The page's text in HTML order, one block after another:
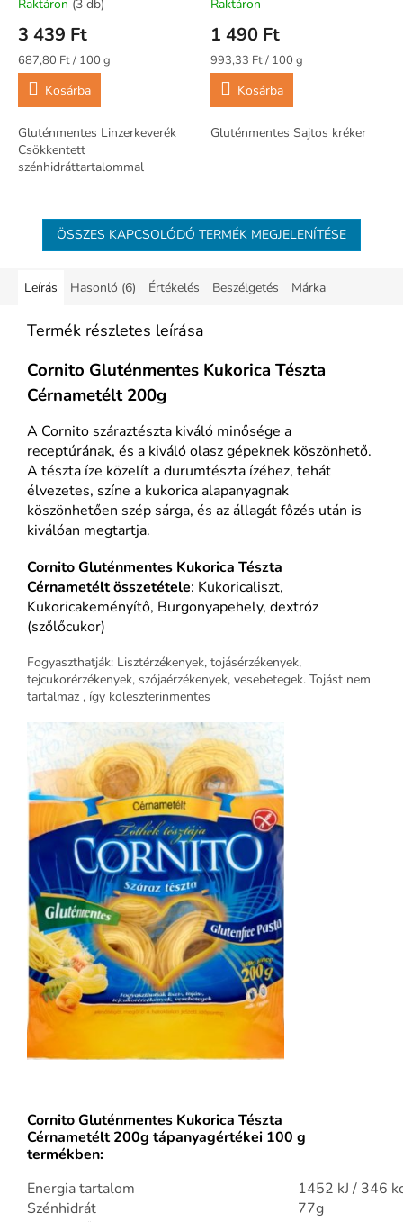
Raktáron (3 db)
3 439 Ft
Egységár:
687,80 Ft / 100 g
Kosárba
Gluténmentes Linzerkeverék
Csökkentett
szénhidráttartalommal
Raktáron
1 490 Ft
Egységár:
993,33 Ft / 100 g
Kosárba
Gluténmentes Sajtos kréker
ÖSSZES KAPCSOLÓDÓ TERMÉK MEGJELENÍTÉSE
Leírás Hasonló (6) Értékelés Beszélgetés Márka
Termék részletes leírása
Cornito Gluténmentes Kukorica Tészta
Cérnametélt200g
A Cornito száraztészta kiváló minősége a
receptúrának, és a kiváló olasz gépeknek köszönhető.
A tészta íze közelít a durumtészta ízéhez, tehát
élvezetes, színe a kukorica alapanyagnak
köszönhetően szép sárga, és az állagát főzés után is
kiválóan megtartja.
Cornito Gluténmentes Kukorica Tészta
Cérnametéltösszetétele: Kukoricaliszt,
Kukoricakeményítő, Burgonyapehely, dextróz
(szőlőcukor)
Fogyaszthatják: Lisztérzékenyek, tojásérzékenyek,
tejcukorérzékenyek, szójaérzékenyek, vesebetegek. Tojást nem
tartalmaz , így koleszterinmentes
Cornito Gluténmentes Kukorica Tészta
Cérnametélt200g tápanyagértékei 100 g
termékben:
Energia tartalom
1452 kJ / 346
Szénhidrát
77g